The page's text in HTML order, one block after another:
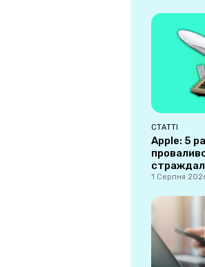
СТАТТІ
Apple: 5
1 Серпня